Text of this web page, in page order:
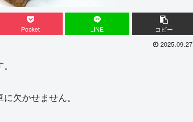
Pocket LINE コピー
2025.09.27
欠かせません。